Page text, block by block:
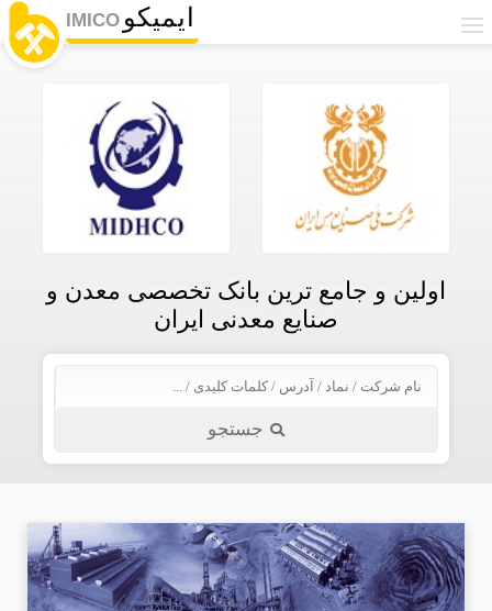
ایمیکو IMICO
اولین و جامع ترین بانک تخصصی معدن و
صنایع معدنی ایران
جستجو